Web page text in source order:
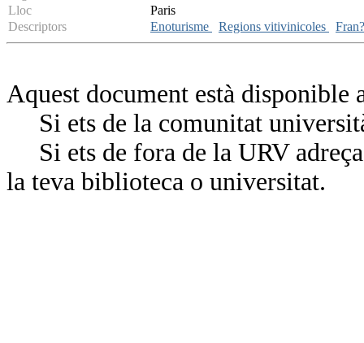
Lloc
Paris
Descriptors
Enoturisme Regions vitivinicoles
Aquest document està
Si ets de la comunitat
Si ets de fora de la URV
la teva biblioteca o universitat.